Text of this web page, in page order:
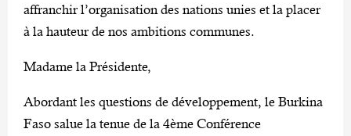
affranchir l’organisation des nations unies et la placer
à la hauteur de nos ambitions communes.
Madame la Présidente,
Abordant les questions de développement, le Burkina
Faso salue la tenue de la 4ème Conférence